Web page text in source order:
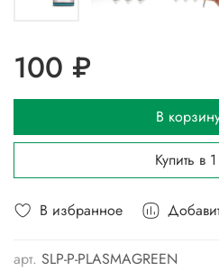
В избранное
арт. SLP-P-PLASMAGREEN
100 ₽
В
Купить в